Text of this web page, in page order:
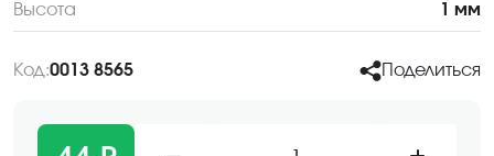
Высота 1 мм
Код:0013 8565 Поделиться